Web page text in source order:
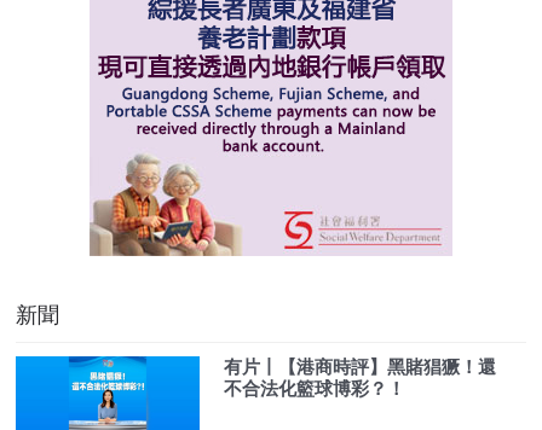
新聞
有片丨【港商時評】黑賭猖獗！還
不合法化籃球博彩？！